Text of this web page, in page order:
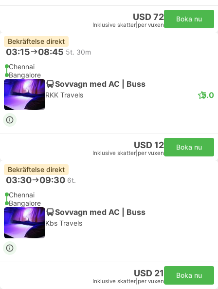
USD 72
Inklusive skatter per vuxen
Boka nu
Bekräftelse direkt
03:15 08:45 5t. 30m
Chennai
Bangalore
Sovvagn med AC | Buss
RKK Travels 5.0
USD 12
Inklusive skatter per vuxen
Boka nu
Bekräftelse direkt
03:30 09:30 6t.
Chennai
Bangalore
Sovvagn med AC | Buss
Kbs Travels
USD 21
Inklusive skatter per vuxen
Boka nu